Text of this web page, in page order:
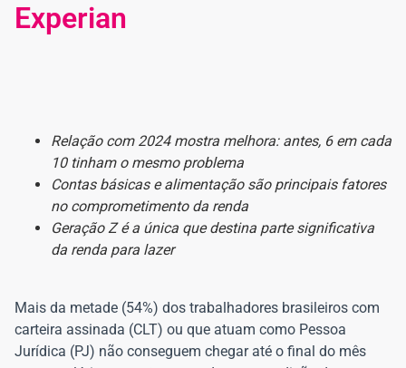
Experian
Relação com 2024 mostra melhora: antes, 6 em cada
10 tinham o mesmo problema
Contas básicas e alimentação são principais fatores
no comprometimento da renda
Geração Z é a única que destina parte significativa
da renda para lazer
Mais da metade (54%) dos trabalhadores brasileiros com
carteira assinada (CLT) ou que atuam como Pessoa
Jurídica (PJ) não conseguem chegar até o final do mês